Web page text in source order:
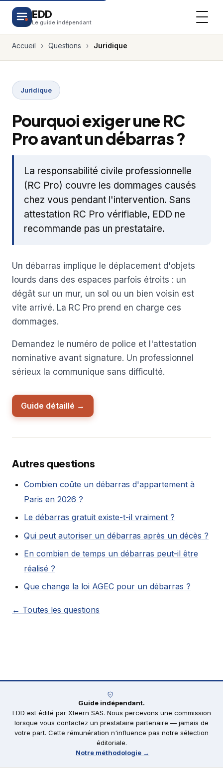
EDD
Le guide indépendant
Accueil › Questions › Juridique
Juridique
Pourquoi exiger une RC
Pro avant un débarras ?
La responsabilité civile professionnelle
(RC Pro) couvre les dommages causés
chez vous pendant l'intervention. Sans
attestation RC Pro vérifiable, EDD ne
recommande pas un prestataire.
Un débarras implique le déplacement d'objets
lourds dans des espaces parfois étroits : un
dégât sur un mur, un sol ou un bien voisin est
vite arrivé. La RC Pro prend en charge ces
dommages.
Demandez le numéro de police et l'attestation
nominative avant signature. Un professionnel
sérieux la communique sans difficulté.
Guide détaillé →
Autres questions
Combien coûte un débarras d'appartement à
Paris en 2026 ?
Le débarras gratuit existe-t-il vraiment ?
Qui peut autoriser un débarras après un décès ?
En combien de temps un débarras peut-il être
réalisé ?
Que change la loi AGEC pour un débarras ?
← Toutes les questions
Guide indépendant.
EDD est édité par Xteern SAS. Nous percevons une commission
lorsque vous contactez un prestataire partenaire — jamais de
votre part. Cette rémunération n'influence pas notre sélection
éditoriale.
Notre méthodologie →